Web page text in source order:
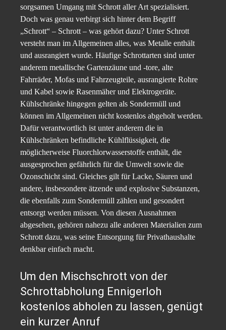
sorgsamen Umgang mit Schrott aller Art spezialisiert.
Doch was genau verbirgt sich hinter dem Begriff
„Schrott“ – Schrott – was gehört dazu? Unter Schrott
versteht man im Allgemeinen alles, was Metalle enthält
und ausrangiert wurde. Häufige Schrottarten sind unter
anderem metallische Gartenzäune und -tore, alte
Fahrräder, Mofas und Fahrzeugteile, ausrangierte Rohre
und Kabel sowie Rasenmäher und Elektrogeräte.
Kühlschränke hingegen gelten als Sondermüll und
können im Allgemeinen nicht kostenlos abgeholt werden.
Dafür verantwortlich ist unter anderem die in
Kühlschränken befindliche Kühlflüssigkeit, die
möglicherweise Fluorchlorwasserstoffe enthält, die
ausgesprochen gefährlich für die Umwelt sowie die
Ozonschicht sind. Gleiches gilt für Lacke, Säuren und
andere, insbesondere ätzende und explosive Substanzen,
die ebenfalls zum Sondermüll zählen und gesondert
entsorgt werden müssen. Von diesen Ausnahmen
abgesehen, gehören nahezu alle anderen Materialien zum
Schrott dazu, was seine Entsorgung für Privathaushalte
denkbar einfach macht.
Um den Mischschrott von der
Schrottabholung Ennigerloh
kostenlos abholen zu lassen, genügt
ein kurzer Anruf